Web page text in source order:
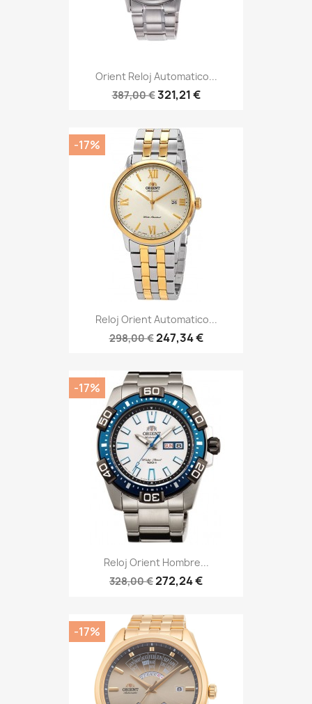
Orient Reloj Automatico...
387,00 €321,21 €
Reloj Orient Automatico...
298,00 €247,34 €
-17%
Reloj Orient Hombre...
328,00 €272,24 €
-17%
-17%